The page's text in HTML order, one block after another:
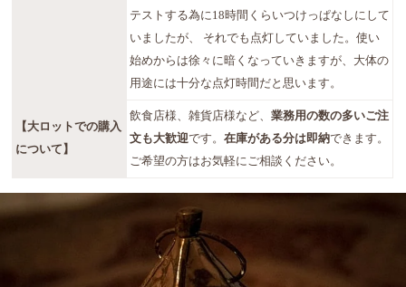
テストする為に18時間くらいつけっぱなしにして
いましたが、 それでも点灯していました。使い
始めからは徐々に暗くなっていきますが、大体の
用途には十分な点灯時間だと思います。
【大ロットでの購入
について】
飲食店様、雑貨店様など、業務用の数の多いご注
文も大歓迎です。在庫がある分は即納できます。
ご希望の方はお気軽にご相談ください。